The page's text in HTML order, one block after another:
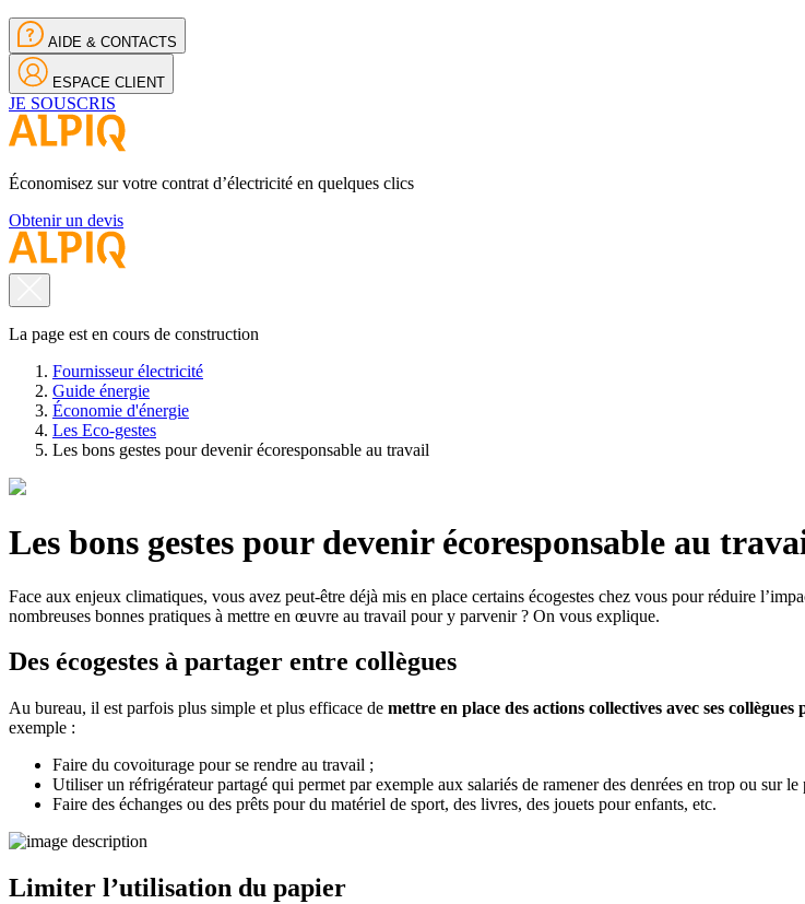
AIDE & CONTACTS
ESPACE CLIENT
JE SOUSCRIS
Économisez sur votre contrat d’électricité en quelques clics
Obtenir un devis
La page est en cours de construction
Fournisseur électricité
Guide énergie
Économie d'énergie
Les Eco-gestes
Les bons gestes pour devenir écoresponsable au travail
Les bons gestes pour devenir écoresponsable au
Face aux enjeux climatiques, vous avez peut-être déjà mis en place certains écogestes chez vous pour réduire
nombreuses bonnes pratiques à mettre en œuvre au travail pour y parvenir ? On vous explique.
Des écogestes à partager entre collègues
Au bureau, il est parfois plus simple et plus efficace de mettre en place des actions collectives avec ses
exemple :
Faire du covoiturage pour se rendre au travail ;
Utiliser un réfrigérateur partagé qui permet par exemple aux salariés de ramener des denrées en trop ou sur
Faire des échanges ou des prêts pour du matériel de sport, des livres, des jouets pour enfants, etc.
Limiter l’utilisation du papier